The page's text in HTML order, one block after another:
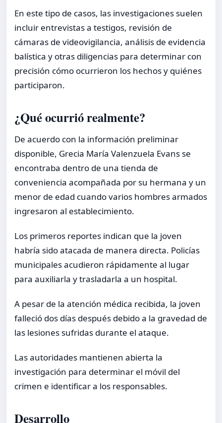
En este tipo de casos, las investigaciones suelen
incluir entrevistas a testigos, revisión de
cámaras de videovigilancia, análisis de evidencia
balística y otras diligencias para determinar con
precisión cómo ocurrieron los hechos y quiénes
participaron.
¿Qué ocurrió realmente?
De acuerdo con la información preliminar
disponible, Grecia María Valenzuela Evans se
encontraba dentro de una tienda de
conveniencia acompañada por su hermana y un
menor de edad cuando varios hombres armados
ingresaron al establecimiento.
Los primeros reportes indican que la joven
habría sido atacada de manera directa. Policías
municipales acudieron rápidamente al lugar
para auxiliarla y trasladarla a un hospital.
A pesar de la atención médica recibida, la joven
falleció dos días después debido a la gravedad de
las lesiones sufridas durante el ataque.
Las autoridades mantienen abierta la
investigación para determinar el móvil del
crimen e identificar a los responsables.
Desarrollo